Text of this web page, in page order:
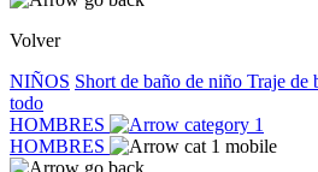
Volver
NIÑOS Short de baño de niño Traje de
todo
HOMBRES
HOMBRES